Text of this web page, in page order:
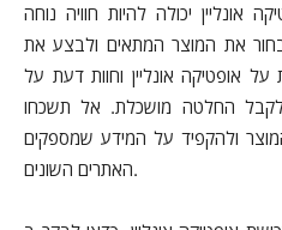
אונליין יכולה להיות חוויה נוחה
את המוצר המתאים ולבצע את
אופטיקה אונליין וחוות דעת על
החלטה מושכלת. אל תשכחו
ולהקפיד על המידע שמספקים
האתרים השונים.